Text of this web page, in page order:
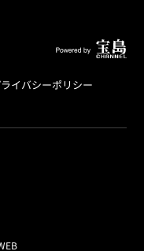
イバシーポリシー